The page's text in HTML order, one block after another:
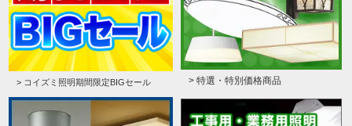
> コイズミ照明期間限定BIGセール > 特選・特別価格商品